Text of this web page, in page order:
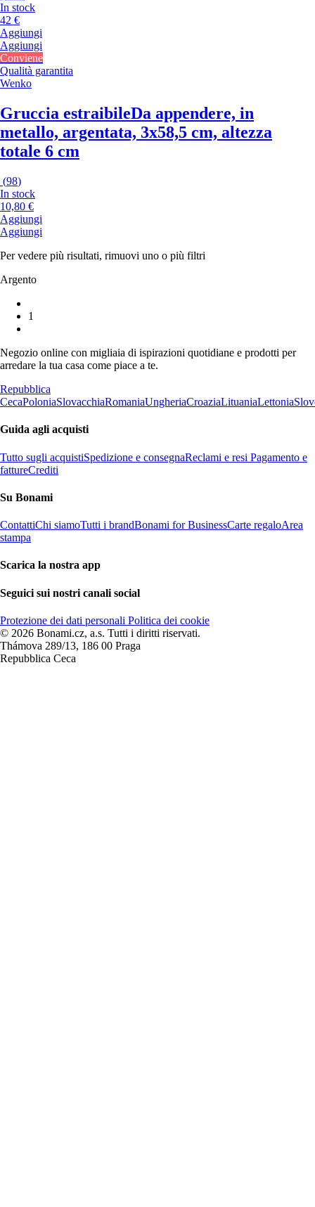
In stock
42 €
Aggiungi
Aggiungi
Conviene
Qualità garantita
Wenko
Gruccia estraibileDa appendere, in
metallo, argentata, 3x58,5 cm, altezza
totale 6 cm
(98)
In stock
10,80 €
Aggiungi
Aggiungi
Per vedere più risultati, rimuovi uno o più filtri
Argento
1
Negozio online con migliaia di ispirazioni quotidiane e prodotti per
arredare la tua casa come piace a te.
Repubblica
CecaPoloniaSlovacchiaRomaniaUngheriaCroaziaLituaniaLettonia
Guida agli acquisti
Tutto sugli acquistiSpedizione e consegnaReclami e resi Pagamento e
fattureCrediti
Su Bonami
ContattiChi siamoTutti i brandBonami for BusinessCarte regaloArea
stampa
Scarica la nostra app
Seguici sui nostri canali social
Protezione dei dati personali Politica dei cookie
© 2026 Bonami.cz, a.s. Tutti i diritti riservati.
Thámova 289/13, 186 00 Praga
Repubblica Ceca